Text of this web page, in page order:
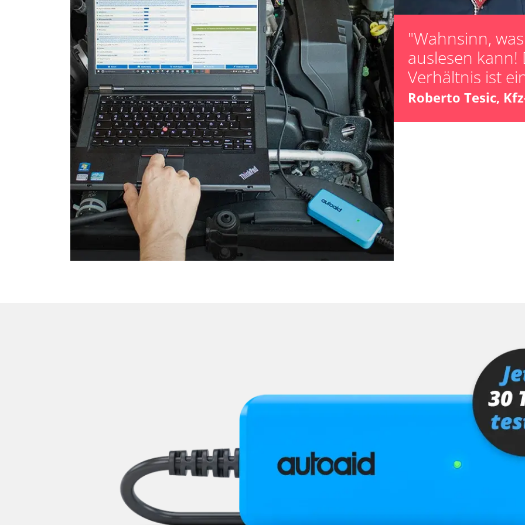
Heckklappe
Informationsanzeige
Informationselektronik
Innenraumüberwachung
Klimaanlage
Klimaanlage hinten
Kombiinstrument
Lenkradelektronik
Leuchtweitenregulierung (LWR)
Medienplayer 2
Motorsteuerung (EMS)
Motorsteuerung 2 (EMS)
Motorsteuerung 3 (EMS)
Navigationssystem
Niveauregulierung
Radio
Spurwechselassistent
Stand-/Zusatzheizung
Start Authentifikation
Telefon-/Notruf-System
Lamdasonde
Parkbremse in
Reifendruck
Turbolader
unbekannte
"Wahnsinn,
auslesen kann!
Verhältnis ist
Roberto Tesic,